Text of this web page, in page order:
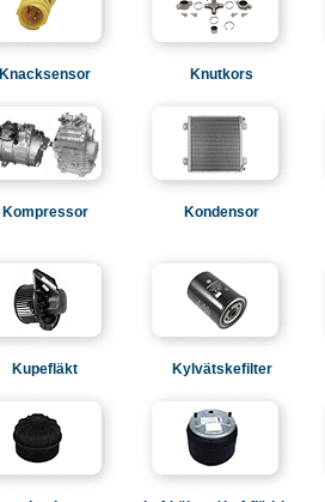
Knacksensor Knutkors
Kompressor Kondensor
Kupefläkt Kylvätskefilter